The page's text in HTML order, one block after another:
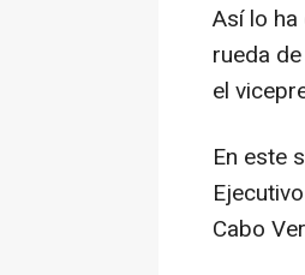
Así lo
rueda
el
En este
Cabo